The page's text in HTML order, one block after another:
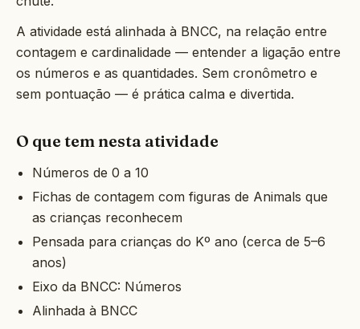
A atividade está alinhada à BNCC, na relação entre
contagem e cardinalidade — entender a ligação entre
os números e as quantidades. Sem cronômetro e
sem pontuação — é prática calma e divertida.
O que tem nesta atividade
Números de 0 a 10
Fichas de contagem com figuras de Animals que
as crianças reconhecem
Pensada para crianças do Kº ano (cerca de 5–6
anos)
Eixo da BNCC: Números
Alinhada à BNCC